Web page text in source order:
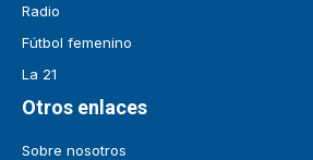
Radio
Fútbol femenino
La 21
Otros enlaces
Sobre nosotros